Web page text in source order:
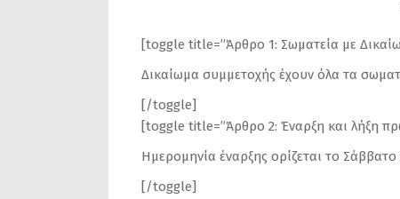
[toggle title=”Άρθρο 1: Σωματεία με
Δικαίωμα συμμετοχής έχουν όλα τα
[/toggle]
[toggle title=”Άρθρο 2: Έναρξη και λήξη
Ημερομηνία έναρξης ορίζεται το
[/toggle]